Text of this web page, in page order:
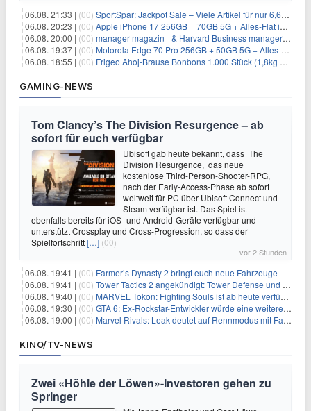
06.08. 21:33 | (00) SportSpar: Jackpot Sale – Viele Artikel für nur 6,66€ – nur 48 Stunden
06.08. 20:23 | (00) Apple iPhone 17 256GB + 70GB 5G + Alles-Flat im Vodafone-Netz für 34,99€/Monat – eff. 4,65€/Monat
06.08. 20:00 | (00) manager magazin+ & Harvard Business manager+ Digital-Kombi-Abo 1 Monat kostenlos
06.08. 19:37 | (00) Motorola Edge 70 Pro 256GB + 50GB 5G + Alles-Flat im Vodafone-Netz für 19,99€/Monat – eff. 0,61€/Monat
06.08. 18:55 | (00) Frigeo Ahoj-Brause Bonbons 1.000 Stück (1,8kg Eimer) für 6,29€
GAMING-NEWS
Tom Clancy’s The Division Resurgence – ab
sofort für euch verfügbar
Ubisoft gab heute bekannt, dass The
Division Resurgence, das neue
kostenlose Third-Person-Shooter-RPG,
nach der Early-Access-Phase ab sofort
weltweit für PC über Ubisoft Connect und
Steam verfügbar ist. Das Spiel ist
ebenfalls bereits für iOS- und Android-Geräte verfügbar und
unterstützt Crossplay und Cross-Progression, so dass der
Spielfortschritt[…] (00)
vor 2 Stunden
06.08. 19:41 | (00) Farmer’s Dynasty 2 bringt euch neue Fahrzeuge
06.08. 19:41 | (00) Tower Tactics 2 angekündigt: Tower Defense und Deckbuilding Kombo kehrt zurück
06.08. 19:40 | (00) MARVEL Tōkon: Fighting Souls ist ab heute verfügbar
06.08. 19:30 | (00) GTA 6: Ex-Rockstar-Entwickler würde eine weitere Verschiebung nicht überraschen
06.08. 19:00 | (00) Marvel Rivals: Leak deutet auf Rennmodus mit Fahrzeugen hin
KINO/TV-NEWS
Zwei «Höhle der Löwen»-Investoren gehen zu
Springer